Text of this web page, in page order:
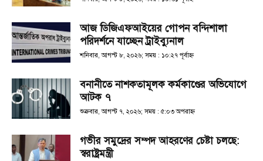
আজ ডিজিএফআইয়ের গোপন বন্দিশালা
পরিদর্শনে যাচ্ছেন ট্রাইব্যুনাল
শনিবার, আগস্ট ৮, ২০২৬; সময় : ১০:২৭ পূর্বাহ্ণ
বনানীতে নাশকতামূলক কর্মকাণ্ডের অভিযোগে
আটক ৭
শুক্রবার, আগস্ট ৭, ২০২৬; সময় : ৫:০৩ অপরাহ্ণ
গভীর সমুদ্রের সম্পদ আহরণের চেষ্টা চলছে:
স্বরাষ্ট্রমন্ত্রী